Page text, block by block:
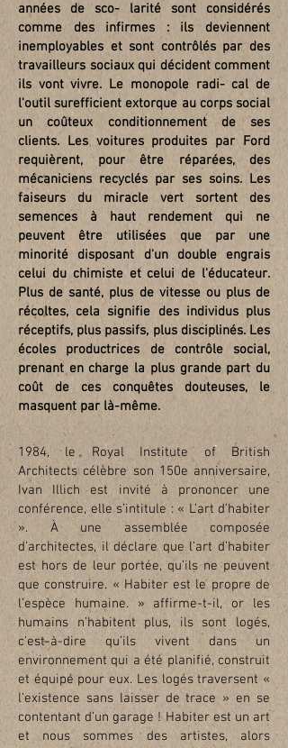
années de sco- larité sont considérés
comme des infirmes : ils deviennent
inemployables et sont contrôlés par des
travailleurs sociaux qui décident comment
ils vont vivre. Le monopole radi- cal de
l'outil surefficient extorque au corps social
un coûteux conditionnement de ses
clients. Les voitures produites par Ford
requièrent, pour être réparées, des
mécaniciens recyclés par ses soins. Les
faiseurs du miracle vert sortent des
semences à haut rendement qui ne
peuvent être utilisées que par une
minorité disposant d'un double engrais
celui du chimiste et celui de l'éducateur.
Plus de santé, plus de vitesse ou plus de
récoltes, cela signifie des individus plus
réceptifs, plus passifs, plus disciplinés. Les
écoles productrices de contrôle social,
prenant en charge la plus grande part du
coût de ces conquêtes douteuses, le
masquent par là-même.
1984, le Royal Institute of British
Architects célèbre son 150e anniversaire,
Ivan Illich est invité à prononcer une
conférence, elle s’intitule : « L’art d’habiter
». À une assemblée composée
d’architectes, il déclare que l’art d’habiter
est hors de leur portée, qu’ils ne peuvent
que construire. « Habiter est le propre de
l’espèce humaine. » affirme-t-il, or les
humains n’habitent plus, ils sont logés,
c’est-à-dire qu’ils vivent dans un
environnement qui a été planifié, construit
et équipé pour eux. Les logés traversent «
l’existence sans laisser de trace » en se
contentant d’un garage ! Habiter est un art
et nous sommes des artistes, alors